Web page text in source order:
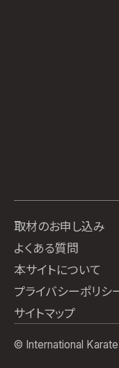
取材のお申し込み
よくある質問
本サイトについて
プライバシーポリシ
サイトマップ
© International